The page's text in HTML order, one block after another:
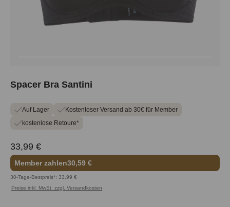
Spacer Bra Santini
Auf Lager
Kostenloser Versand ab 30€ für Member
kostenlose Retoure*
33,99 €
Member zahlen30,59 €
30-Tage-Bestpreis*: 33,99 €
Preise inkl. MwSt. zzgl. Versandkosten